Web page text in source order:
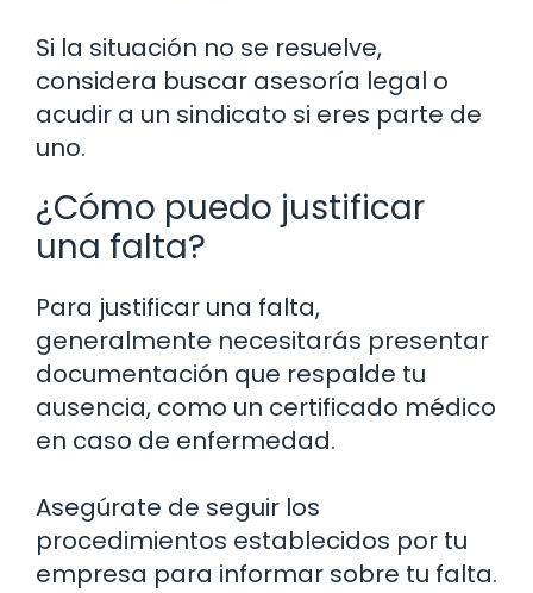
Si la situación no se resuelve,
considera buscar asesoría legal o
acudir a un sindicato si eres parte de
uno.
¿Cómo puedo justificar
una falta?
Para justificar una falta,
generalmente necesitarás presentar
documentación que respalde tu
ausencia, como un certificado médico
en caso de enfermedad.
Asegúrate de seguir los
procedimientos establecidos por tu
empresa para informar sobre tu falta.